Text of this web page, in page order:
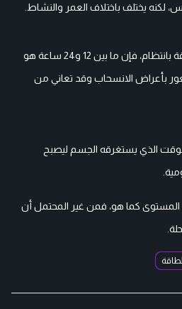
يختلف باختلاف العمر والنشاط.
إذا كنت تشرب مشروبات الطاقة بانتظام، فإن ما بين 12 و24 ساعة هو
بأعراض الانسحاب وقد تعاني من
الذي يستغرقه الجسم ليصبح
كما هو، فمن غير المحتمل أن